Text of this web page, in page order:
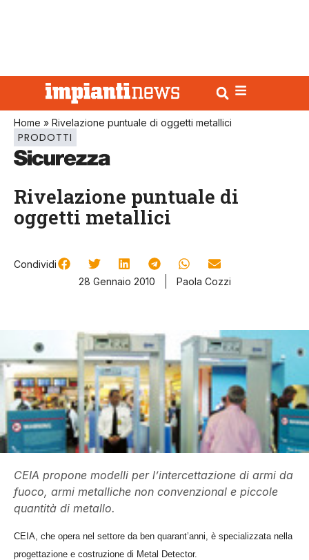
Home » Rivelazione puntuale di oggetti metallici
PRODOTTI
Rivelazione puntuale di
oggetti metallici
Condividi
28 Gennaio 2010
Paola Cozzi
CEIA propone modelli per l’intercettazione di armi da
fuoco, armi metalliche non convenzional e piccole
quantità di metallo.
CEIA, che opera nel settore da ben quarant’anni, è specializzata nella
progettazione e costruzione di Metal Detector.